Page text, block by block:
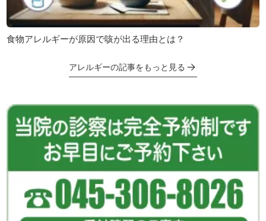
食物アレルギーが原因で咳が出る理由とは？
アレルギーの記事をもっと見る